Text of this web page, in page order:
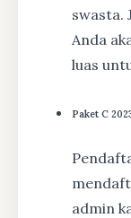
swasta.
Anda
luas
Paket C
admin